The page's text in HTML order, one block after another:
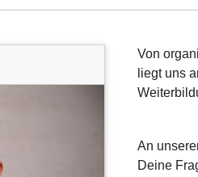
Von
liegt uns
An
Deine